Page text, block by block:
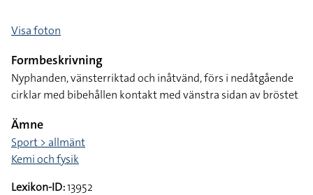
Visa foton
Formbeskrivning
Nyphanden, vänsterriktad och inåtvänd, förs i nedåtgående
cirklar med bibehållen kontakt med vänstra sidan av bröstet
Ämne
Sport > allmänt
Kemi och fysik
Lexikon-ID:13952